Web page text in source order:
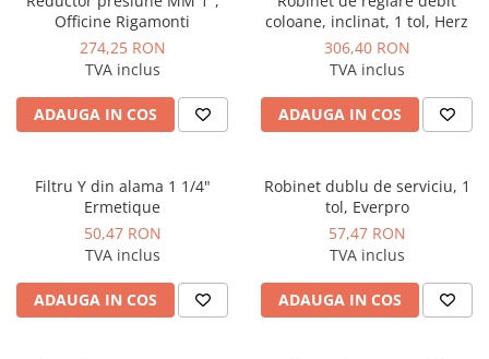
termostate
Regulatoare electronice
Vane si servomotoare
Servoregulatoare
convectori
Ventile termice de amestec
Traductoare
UPS-uri si stabilizatoare de
tensiune
Officine Rigamonti
274,25 RON
TVA inclus
ADAUGA IN COS
coloane, inclinat, 1 tol, Herz
306,40 RON
TVA inclus
ADAUGA IN COS
Filtru Y din alama 1 1/4"
Ermetique
50,47 RON
TVA inclus
ADAUGA IN COS
Robinet dublu de serviciu, 1
tol, Everpro
57,47 RON
TVA inclus
ADAUGA IN COS